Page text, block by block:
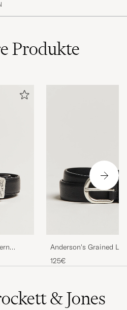
Gürtel zu Weihnachten
der Qualität und dem
Die Abwicklung
geklappt. Ich kann
nur empfehlen.
Produkte
Anderson's Grained
2,5 cm Black
125€
& Jones